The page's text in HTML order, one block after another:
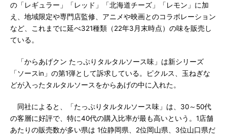
の「レギュラー」「レッド」「北海道チーズ」「レモン」に加
え、地域限定や専門店監修、アニメや映画とのコラボレーション
など、これまでに延べ321種類（22年3月末時点）の味を販売し
ている。
「からあげクン たっぷりタルタルソース味」は新シリーズ
「ソースin」の第1弾として訴求している。ピクルス、玉ねぎな
どが入ったタルタルソースをからあげの中に入れた。
同社によると、「たっぷりタルタルソース味」は、30～50代
の客層に好評で、特に40代の購入比率が最も高いという。1店舗
あたりの販売数が多い県は 1位静岡県、2位岡山県、3位山口県だ